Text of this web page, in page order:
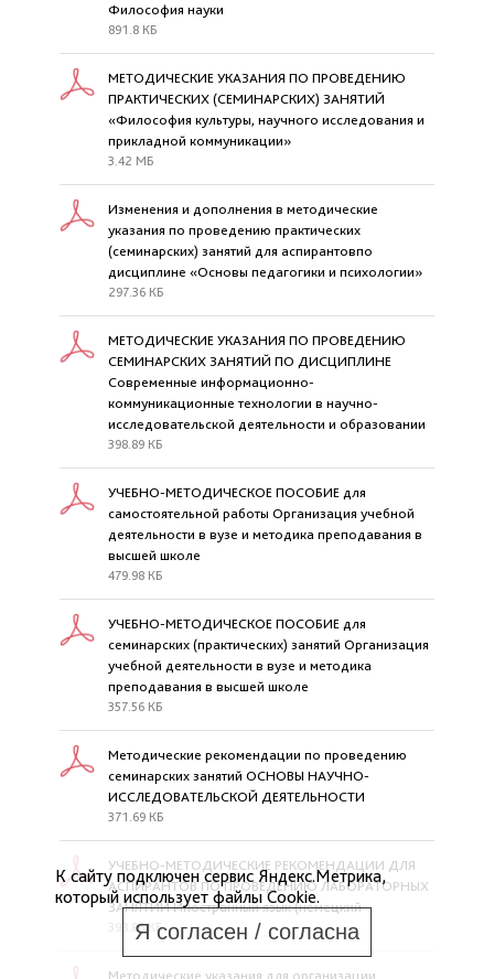
Философия науки
891.8 КБ
МЕТОДИЧЕСКИЕ УКАЗАНИЯ ПО ПРОВЕДЕНИЮ
ПРАКТИЧЕСКИХ (СЕМИНАРСКИХ) ЗАНЯТИЙ
«Философия культуры, научного исследования и
прикладной коммуникации»
3.42 МБ
Изменения и дополнения в методические
указания по проведению практических
(семинарских) занятий для аспирантовпо
дисциплине «Основы педагогики и психологии»
297.36 КБ
МЕТОДИЧЕСКИЕ УКАЗАНИЯ ПО ПРОВЕДЕНИЮ
СЕМИНАРСКИХ ЗАНЯТИЙ ПО ДИСЦИПЛИНЕ
Современные информационно-
коммуникационные технологии в научно-
исследовательской деятельности и образовании
398.89 КБ
УЧЕБНО-МЕТОДИЧЕСКОЕ ПОСОБИЕ для
самостоятельной работы Организация учебной
деятельности в вузе и методика преподавания в
высшей школе
479.98 КБ
УЧЕБНО-МЕТОДИЧЕСКОЕ ПОСОБИЕ для
семинарских (практических) занятий Организация
учебной деятельности в вузе и методика
преподавания в высшей школе
357.56 КБ
Методические рекомендации по проведению
семинарских занятий ОСНОВЫ НАУЧНО-
ИССЛЕДОВАТЕЛЬСКОЙ ДЕЯТЕЛЬНОСТИ
371.69 КБ
УЧЕБНО-МЕТОДИЧЕСКИЕ РЕКОМЕНДАЦИИ ДЛЯ
АСПИРАНТОВ ПО ПРОВЕДЕНИЮ ЛАБОРАТОРНЫХ
ЗАНЯТИЙ Иностранный язык (немецкий
398.86 КБ
Методические указания для организации
К сайту подключен сервис Яндекс.Метрика,
который использует файлы Cookie.
Я согласен / согласна